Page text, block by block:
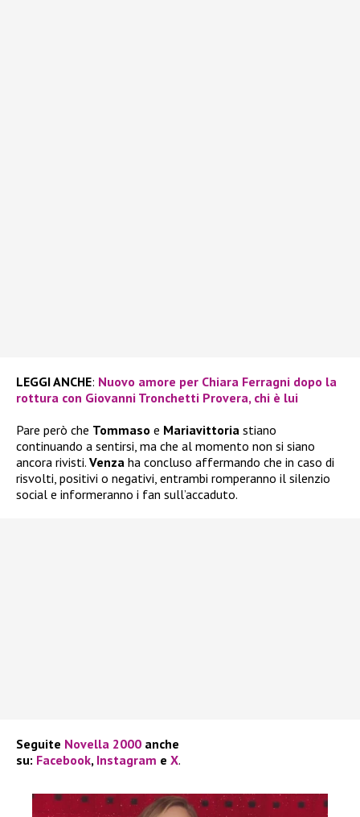
LEGGI ANCHE: Nuovo amore per Chiara Ferragni dopo la
rottura con Giovanni Tronchetti Provera, chi è lui
Pare però che Tommaso e Mariavittoria stiano
continuando a sentirsi, ma che al momento non si siano
ancora rivisti. Venza ha concluso affermando che in caso di
risvolti, positivi o negativi, entrambi romperanno il silenzio
social e informeranno i fan sull’accaduto.
Seguite Novella 2000 anche
su: Facebook, Instagram e X.